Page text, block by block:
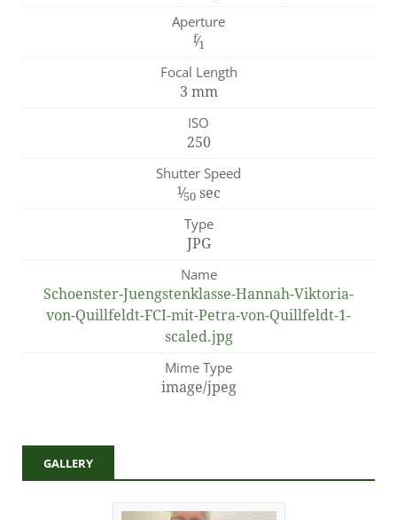
Aperture
f⁄1
Focal Length
3 mm
ISO
250
Shutter Speed
1⁄50 sec
Type
JPG
Name
Schoenster-Juengstenklasse-Hannah-Viktoria-
von-Quillfeldt-FCI-mit-Petra-von-Quillfeldt-1-
scaled.jpg
Mime Type
image/jpeg
GALLERY